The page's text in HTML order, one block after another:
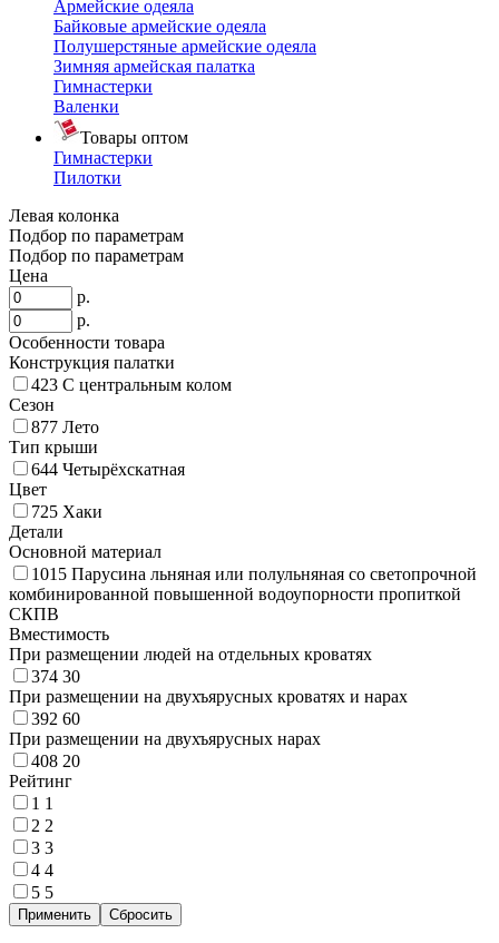
Армейские одеяла
Байковые армейские одеяла
Полушерстяные армейские одеяла
Зимняя армейская палатка
Гимнастерки
Валенки
Товары оптом
Гимнастерки
Пилотки
Левая колонка
Подбор по параметрам
Подбор по параметрам
Цена
р.
р.
Особенности товара
Конструкция палатки
423 С центральным колом
Сезон
877 Лето
Тип крыши
644 Четырёхскатная
Цвет
725 Хаки
Детали
Основной материал
1015 Парусина льняная или полульняная со светопрочной
комбинированной повышенной водоупорности пропиткой
СКПВ
Вместимость
При размещении людей на отдельных кроватях
374 30
При размещении на двухъярусных кроватях и нарах
392 60
При размещении на двухъярусных нарах
408 20
Рейтинг
1 1
2 2
3 3
4 4
5 5